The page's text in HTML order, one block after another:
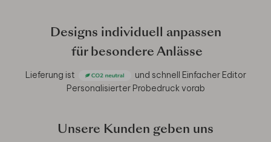
Designs individuell anpassen
für besondere Anlässe
Lieferung ist und schnell Einfacher Editor
Personalisierter Probedruck vorab
Unsere Kunden geben uns